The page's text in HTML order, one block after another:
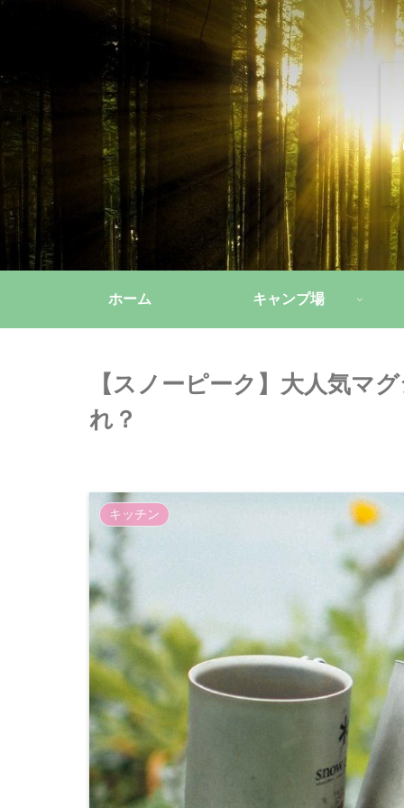
ホーム キャンプ場
【スノーピーク】大人気マ
れ？
キッチン